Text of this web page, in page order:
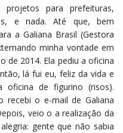
para prefeituras,
e nada. Até que, bem
a Galiana Brasil (Gestora
minha vontade em
de 2014. Ela pediu a oficina
lá fui eu, feliz da vida e
oficina de figurino (risos).
recebi o e-mail de Galiana
veio o a realização da
gente que não sabia